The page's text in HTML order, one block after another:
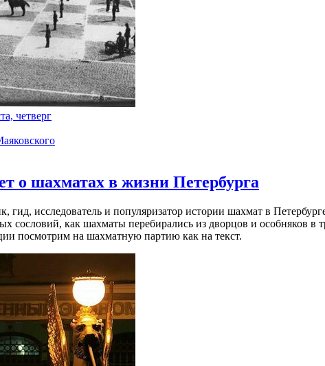
четверг
о шахматах в жизни Петербурга
гид, исследователь и популяризатор истории шахмат в
сословий, как шахматы перебирались из дворцов и особняков
посмотрим на шахматную партию как на текст.